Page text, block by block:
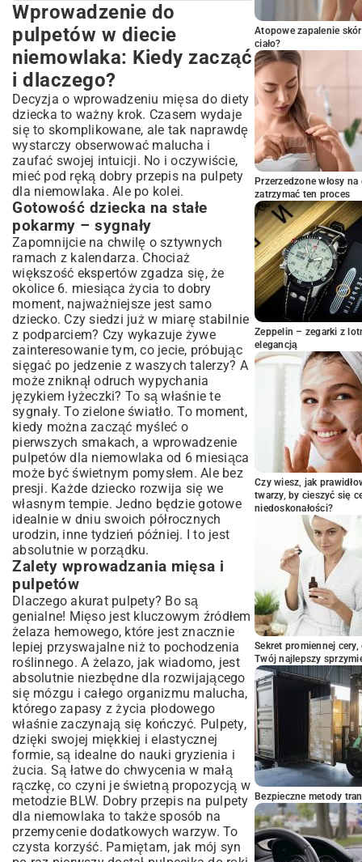
Wprowadzenie do pulpetów w diecie
niemowlaka: Kiedy zacząć i dlaczego?
Gotowość dziecka na stałe pokarmy –
sygnały
Zalety wprowadzania mięsa i pulpetów
Podstawowy przepis na delikatne
pulpety dla niemowląt
Niezbędne składniki dla najmłodszych
Krok po kroku: Jak przygotować idealne
pulpety
Metody gotowania: Na parze czy w sosie?
Kreatywne warianty pulpetów:
Rozszerzamy smaki
Pulpety drobiowe z warzywami: Zdrowe
urozmaicenie
Bezmięsne alternatywy: Pulpety rybne lub
warzywne
Jak dostosować pulpety do wieku dziecka?
Praktyczne wskazówki i triki dla
rodziców
Przechowywanie i mrożenie pulpetów –
oszczędność czasu
Jak uniknąć krztuszenia – bezpieczne
podawanie
Jak zachęcić niejadka do jedzenia
pulpetów?
Wartości odżywcze pulpetów – co
zyskuje Twoje dziecko?
Białko i żelazo: Kluczowe składniki w
rozwoju
Witaminy i minerały w pulpetach
Najczęściej zadawane pytania
dotyczące pulpetów dla niemowląt
Czy można używać pulpetów z mięsa
wieprzowego?
Alergie i nietolerancje – na co zwrócić
uwagę?
Podsumowanie: Pulpety jako zdrowy
element diety niemowlaka
Wprowadzenie do
pulpetów w diecie
niemowlaka: Kiedy zacząć
i dlaczego?
Decyzja o wprowadzeniu mięsa do diety
dziecka to ważny krok. Czasem wydaje
się to skomplikowane, ale tak naprawdę
wystarczy obserwować malucha i
zaufać swojej intuicji. No i oczywiście,
mieć pod ręką dobry przepis na pulpety
dla niemowlaka. Ale po kolei.
Gotowość dziecka na stałe
pokarmy – sygnały
Zapomnijcie na chwilę o sztywnych
ramach z kalendarza. Chociaż
większość ekspertów zgadza się, że
okolice 6. miesiąca życia to dobry
moment, najważniejsze jest samo
dziecko. Czy siedzi już w miarę stabilnie
z podparciem? Czy wykazuje żywe
zainteresowanie tym, co jecie, próbując
sięgać po jedzenie z waszych talerzy? A
może zniknął odruch wypychania
językiem łyżeczki? To są właśnie te
sygnały. To zielone światło. To moment,
kiedy można zacząć myśleć o
pierwszych smakach, a wprowadzenie
pulpetów dla niemowlaka od 6 miesiąca
może być świetnym pomysłem. Ale bez
presji. Każde dziecko rozwija się we
własnym tempie. Jedno będzie gotowe
idealnie w dniu swoich półrocznych
urodzin, inne tydzień później. I to jest
absolutnie w porządku.
Zalety wprowadzania mięsa i
pulpetów
Dlaczego akurat pulpety? Bo są
genialne! Mięso jest kluczowym źródłem
żelaza hemowego, które jest znacznie
lepiej przyswajalne niż to pochodzenia
roślinnego. A żelazo, jak wiadomo, jest
absolutnie niezbędne dla rozwijającego
się mózgu i całego organizmu malucha,
którego zapasy z życia płodowego
właśnie zaczynają się kończyć. Pulpety,
dzięki swojej miękkiej i elastycznej
formie, są idealne do nauki gryzienia i
żucia. Są łatwe do chwycenia w małą
rączkę, co czyni je świetną propozycją w
metodzie BLW. Dobry przepis na pulpety
dla niemowlaka to także sposób na
przemycenie dodatkowych warzyw. To
czysta korzyść. Pamiętam, jak mój syn
Atopowe zapalenie
ciało?
Przerzedzone włosy
zatrzymać ten proces
Zeppelin – zegarki z
elegancją
Czy wiesz, jak
twarzy, by cieszyć się
niedoskonałości?
Sekret promiennej
Twój najlepszy
Bezpieczne metody